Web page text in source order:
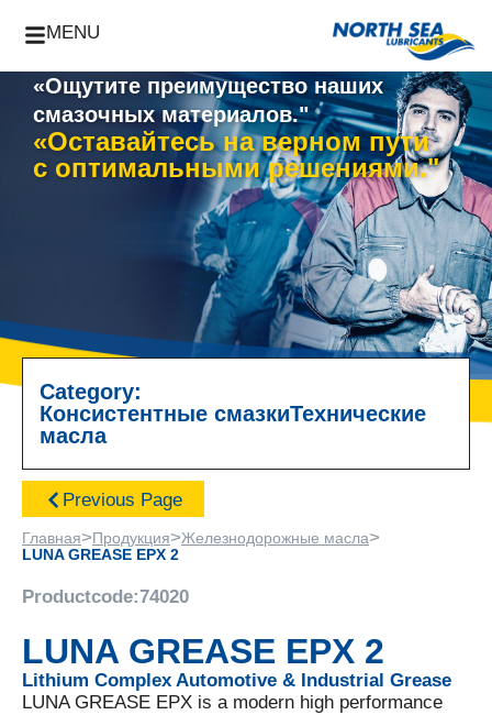
MENU
«Ощутите преимущество наших
смазочных материалов."
«Оставайтесь на верном пути
с оптимальными решениями."
Category:
Консистентные смазкиТехнические
масла
Previous Page
Главная>Продукция>Железнодорожные масла>
LUNA GREASE EPX 2
Productcode:74020
LUNA GREASE EPX 2
Lithium Complex Automotive & Industrial Grease
LUNA GREASE EPX is a modern high performance